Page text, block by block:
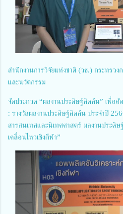
สำนักงานการวิจัยแห่งชาติ (วช.) กระทรว
และนวัตกรรม
จัดประกวด “ผลงานประดิษฐ์คิดค้น” เพื่อคัด
: รางวัลผลงานประดิษฐ์คิดค้น ประจำปี
สารสนเทศและนิเทศศาสตร์ ผลงานประดิ
เคลื่อนไหวเชิงกีฬา”